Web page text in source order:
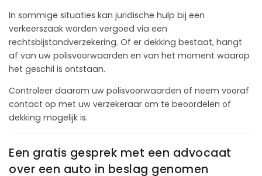
In sommige situaties kan juridische hulp bij een
verkeerszaak worden vergoed via een
rechtsbijstandverzekering. Of er dekking bestaat, hangt
af van uw polisvoorwaarden en van het moment waarop
het geschil is ontstaan.
Controleer daarom uw polisvoorwaarden of neem vooraf
contact op met uw verzekeraar om te beoordelen of
dekking mogelijk is.
Een gratis gesprek met een advocaat
over een auto in beslag genomen